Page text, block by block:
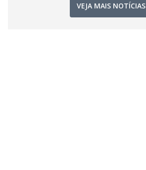
VEJA MAIS NOTÍCIAS